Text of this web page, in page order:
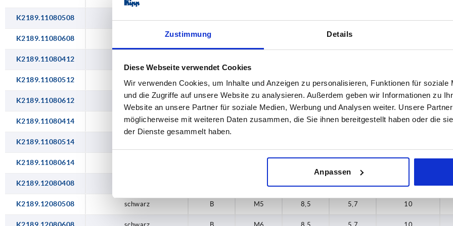
Zustimmung Details
Diese Webseite verwendet Cookies
Wir verwenden Cookies, um Inhalte und Anzeigen zu personalisieren, Funktionen für soziale
und die Zugriffe auf unsere Website zu analysieren. Außerdem geben wir Informationen zu
Website an unsere Partner für soziale Medien, Werbung und Analysen weiter. Unsere
möglicherweise mit weiteren Daten zusammen, die Sie ihnen bereitgestellt haben oder die
der Dienste gesammelt haben.
Anpassen
K2189.11080508
K2189.11080608 I 4,35
K2189.11080412
K2189.11080512 schwarz M5 4,4
K2189.11080612 schwarz I M6 12 4,4 8
K2189.11080414 schwarz I M4 14 4,6 8
K2189.11080514
K2189.11080614
K2189.12080408
K2189.12080508 schwarz B M5 8,5 5,7 10